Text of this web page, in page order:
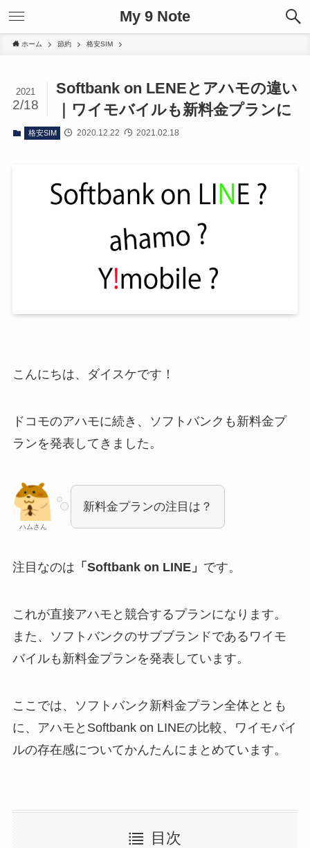
My 9 Note
ホーム 節約 格安SIM
Softbank on LENEとアハモの違い
｜ワイモバイルも新料金プランに
2021
2/18
格安SIM 2020.12.22 2021.02.18
こんにちは、ダイスケです！
ドコモのアハモに続き、ソフトバンクも新料金プ
ランを発表してきました。
ハムさん
新料金プランの注目は？
注目なのは 「Softbank on LINE」 です。
これが直接アハモと競合するプランになります。
また、ソフトバンクのサブブランドであるワイモ
バイルも新料金プランを発表しています。
ここでは、ソフトバンク新料金プラン全体ととも
に、アハモとSoftbank on LINEの比較、ワイモバイ
ルの存在感についてかんたんにまとめています。
目次